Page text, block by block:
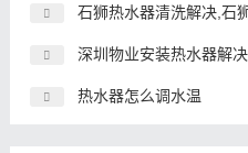
石狮热水器清洗解决,石
深圳物业安装热水器解
热水器怎么调水温